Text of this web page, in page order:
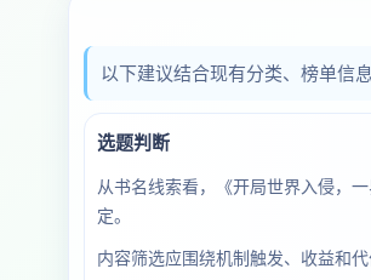
以下建议结合现有分类、榜单信
选题判断
从书名线索看，《开局世界入侵，
定。
内容筛选应围绕机制触发、收益和